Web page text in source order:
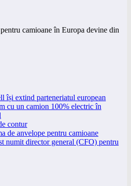
camioane în Europa devine din
extind parteneriatul european
cu un camion 100% electric în
contur
de anvelope pentru camioane
numit director general (CFO) pentru